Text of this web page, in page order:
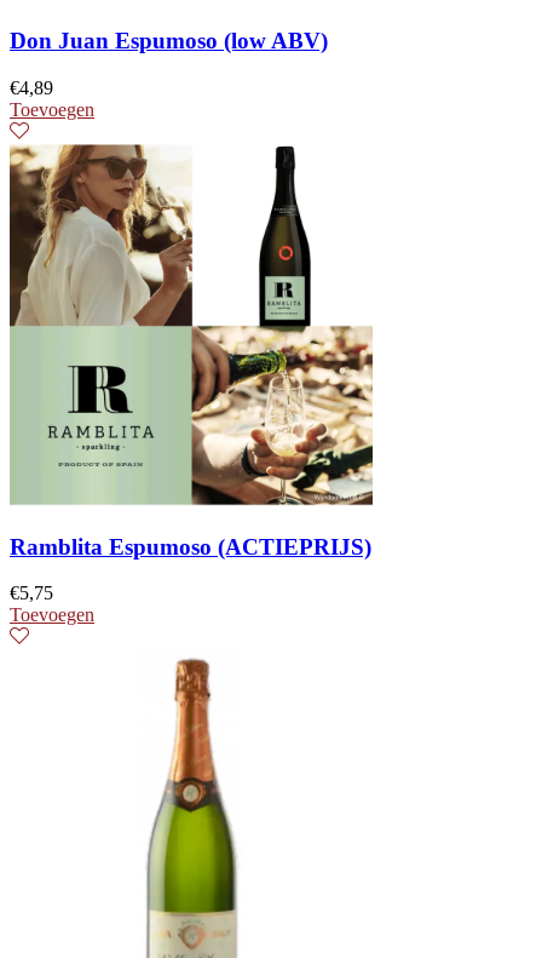
Don Juan Espumoso (low ABV)
€4,89
Toevoegen
Ramblita Espumoso (ACTIEPRIJS)
€5,75
Toevoegen